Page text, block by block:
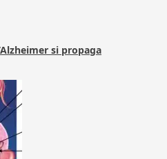
si propaga